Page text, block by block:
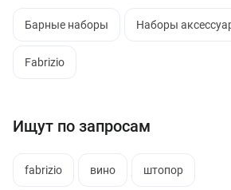
Барные наборы Наборы
Fabrizio
Ищут по запросам
fabrizio вино штопор